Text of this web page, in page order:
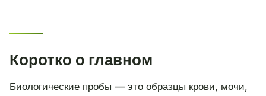
Коротко о главном
Биологические пробы — это образцы крови, мочи,